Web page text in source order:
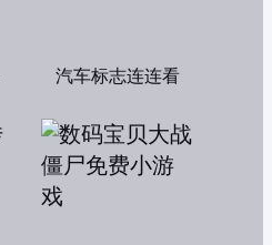
汽车标志连连看